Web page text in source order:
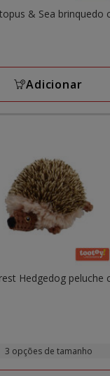
& Sea brinquedo
Adicionar
Hedgedog peluche
3 opções de tamanho